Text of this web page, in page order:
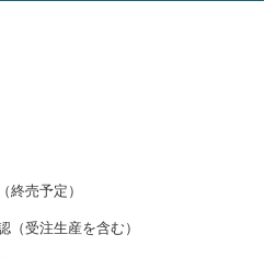
終売予定）
（受注生産を含む）